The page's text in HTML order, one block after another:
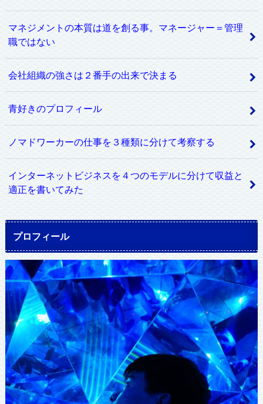
マネジメントの本質は道を創る事。マネージャー＝管理
職ではない
会社組織の強さは２番手の出来で決まる
青好きのプロフィール
ノマドワーカーの仕事を３種類に分けて考察する
インターネットビジネスを４つのモデルに分けて収益と
適正を書いてみた
プロフィール